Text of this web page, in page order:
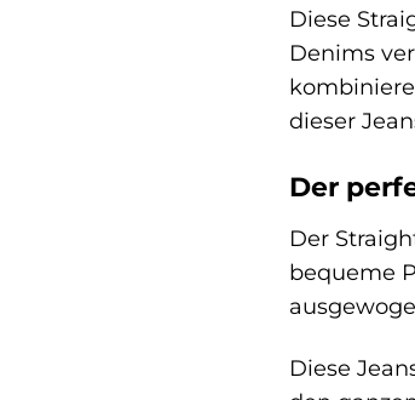
Diese
Denims
dieser
Der
Der
bequeme
Diese